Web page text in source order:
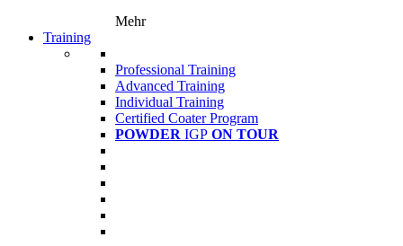
Mehr
Training
Professional Training
Advanced Training
Individual Training
Certified Coater Program
POWDER IGP ON TOUR